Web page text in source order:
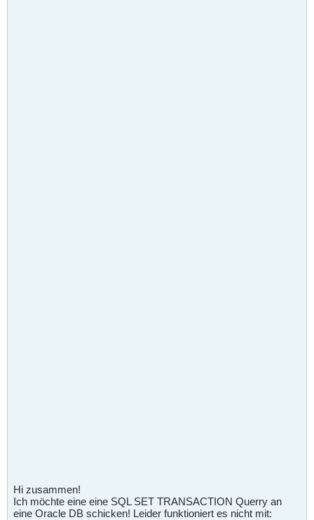
Hi zusammen!
Ich möchte eine eine SQL SET TRANSACTION Querry an
eine Oracle DB schicken! Leider funktioniert es nicht mit: